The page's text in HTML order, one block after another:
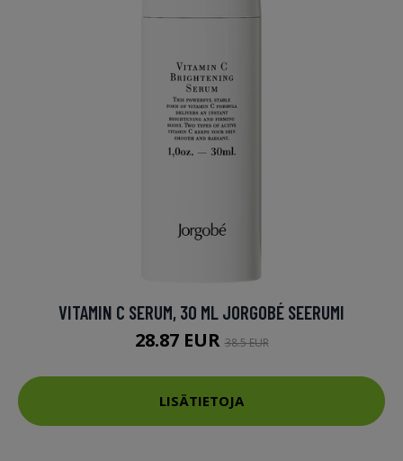
VITAMIN C SERUM, 30 ML JORGOBÉ SEERUMI
28.87 EUR38.5 EUR
LISÄTIETOJA